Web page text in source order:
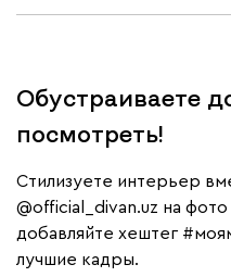
Обустраиваете
посмотреть!
Cтилизуете интерьер
@official_divan.uz на фото
добавляйте хештег
лучшие кадры.